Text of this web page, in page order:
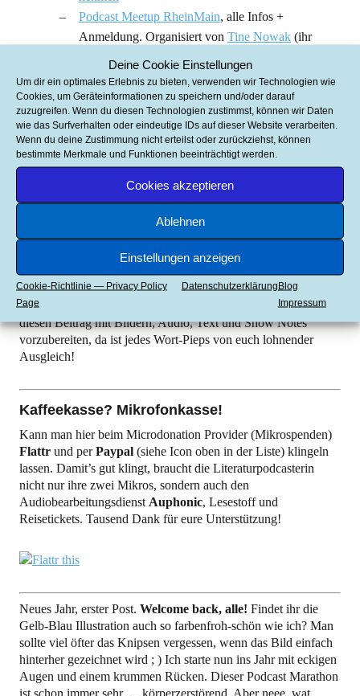
Deine Cookie Einstellungen
Um dir ein optimales Erlebnis zu bieten, verwenden wir Technologien wie
Cookies, um Geräteinformationen zu speichern und/oder darauf
zuzugreifen. Wenn du diesen Technologien zustimmst, können wir Daten
wie das Surfverhalten oder eindeutige IDs auf dieser Website verarbeiten.
Wenn du deine Zustimmung nicht erteilst oder zurückziehst, können
bestimmte Merkmale und Funktionen beeinträchtigt werden.
Cookies akzeptieren
Ablehnen
Einstellungen anzeigen
Cookie-Richtlinie — Privacy Policy
Page
DatenschutzerklärungBlog
Impressum
Podcast Meetup RheinMain, alle Infos +
Anmeldung. Organisiert von Tine Nowak(ihr
Danke fürs Interview (Thema: Rezensionen) an
Susanne von Literaturschockund anjunaimnetz
(Thema: Dein Platz im Netz)
Gesprochene Sitzsätze bei „Wir hören Stimmen
Geschichten aus der Dose: Ein Erzählpodcast von
Barcamp Rhein-Neckar?
Ergänzungen, Feedback, Kritik …
… bitte gerne und unbedingt in die Kommentare schreiben.
Gefühlt habe ich gerade ein halbes Leben damit verbracht,
diesen Beitrag mit Bildern, Audio, Text und Show Notes
vorzubereiten, da ist jedes Wort-Pieps von euch lohnender
Ausgleich!
Kaffeekasse? Mikrofonkasse!
Kann man hier beim Microdonation Provider (Mikrospenden)
Flattr und perPaypal (siehe Icon oben in der Liste) klingeln
lassen. Damit’s gut klingt, braucht die Literaturpodcasterin
nicht nur ihre zwei Mikros, sondern auch den
Audiobearbeitungsdienst Auphonic, Lesestoff und
Reisetickets. Tausend Dank für eure Unterstützung!
Neues Jahr, erster Post. Welcome back, alle! Findet ihr die
Gelb-Blau Illustration auch so farbenfroh-schön wie ich? Man
sollte viel öfter das Knipsen vergessen, wenn das Bild einfach
hinterher gezeichnet wird ; ) Ich starte nun ins Jahr mit eckigen
Augen und einem krummen Rücken. Dieser Podcast Marathon
ist schon immer sehr … körperzerstörend. Aber neee, wat